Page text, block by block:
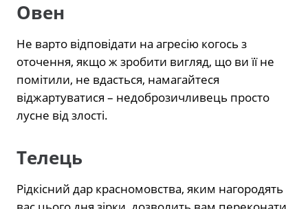
Овен
Не варто відповідати на агресію когось з
оточення, якщо ж зробити вигляд, що ви її не
помітили, не вдасться, намагайтеся
віджартуватися – недоброзичливець просто
лусне від злості.
Телець
Рідкісний дар красномовства, яким нагородять